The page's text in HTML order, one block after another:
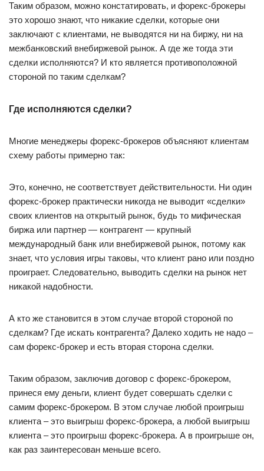
Таким образом, можно констатировать, и форекс-брокеры
это хорошо знают, что никакие сделки, которые они
заключают с клиентами, не выводятся ни на биржу, ни на
межбанковский внебиржевой рынок. А где же тогда эти
сделки исполняются? И кто является противоположной
стороной по таким сделкам?
Где исполняются сделки?
Многие менеджеры форекс-брокеров объясняют клиентам
схему работы примерно так:
Это, конечно, не соответствует действительности. Ни один
форекс-брокер практически никогда не выводит «сделки»
своих клиентов на открытый рынок, будь то мифическая
биржа или партнер — контрагент — крупный
международный банк или внебиржевой рынок, потому как
знает, что условия игры таковы, что клиент рано или поздно
проиграет. Следовательно, выводить сделки на рынок нет
никакой надобности.
А кто же становится в этом случае второй стороной по
сделкам? Где искать контрагента? Далеко ходить не надо –
сам форекс-брокер и есть вторая сторона сделки.
Таким образом, заключив договор с форекс-брокером,
принеся ему деньги, клиент будет совершать сделки с
самим форекс-брокером. В этом случае любой проигрыш
клиента – это выигрыш форекс-брокера, а любой выигрыш
клиента – это проигрыш форекс-брокера. А в проигрыше он,
как раз заинтересован меньше всего.